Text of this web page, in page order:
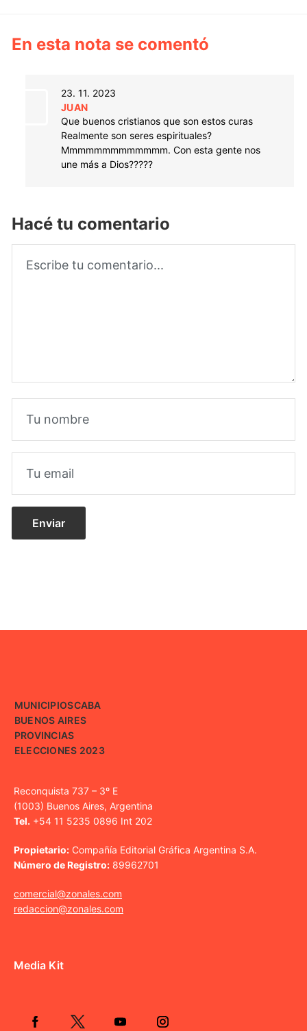
En esta nota se comentó
23. 11. 2023
JUAN
Que buenos cristianos que son estos curas
Realmente son seres espirituales?
Mmmmmmmmmmmmm. Con esta gente nos
une más a Dios?????
Hacé tu comentario
MUNICIPIOSCABA
BUENOS AIRES
PROVINCIAS
ELECCIONES 2023
Reconquista 737 – 3º E
(1003) Buenos Aires, Argentina
Tel. +54 11 5235 0896 Int 202
Propietario: Compañía Editorial Gráfica Argentina S.A.
Número de Registro: 89962701
comercial@zonales.com
redaccion@zonales.com
Media Kit